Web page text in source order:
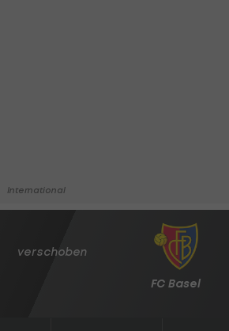
International
FC Basel
verschoben